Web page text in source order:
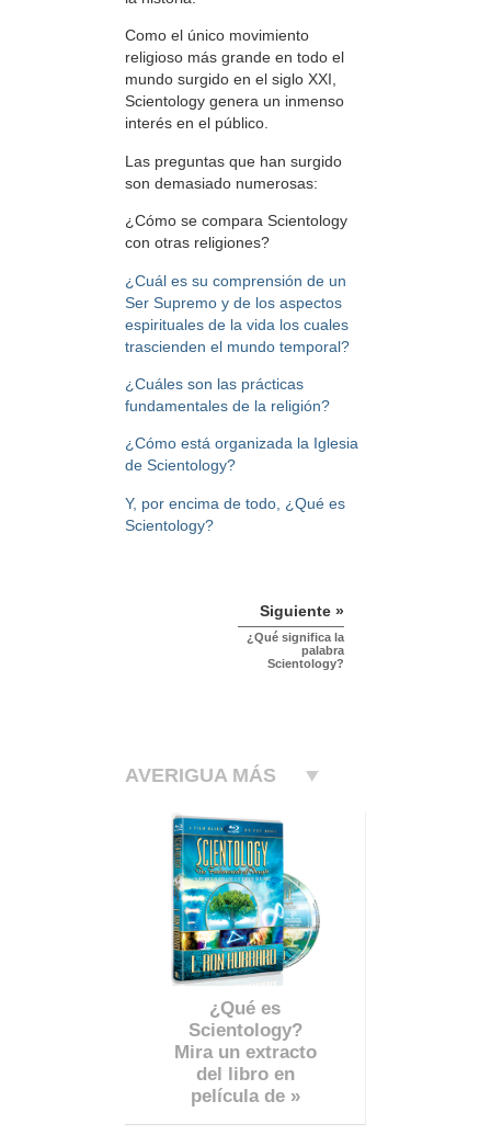
Como el único movimiento
religioso más grande en todo el
mundo surgido en el siglo XXI,
Scientology genera un inmenso
interés en el público.
Las preguntas que han surgido
son demasiado numerosas:
¿Cómo se compara Scientology
con otras religiones?
¿Cuál es su comprensión de un
Ser Supremo y de los aspectos
espirituales de la vida los cuales
trascienden el mundo temporal?
¿Cuáles son las prácticas
fundamentales de la religión?
¿Cómo está organizada la Iglesia
de Scientology?
Y, por encima de todo, ¿Qué es
Scientology?
Siguiente »
¿Qué significa la
palabra
Scientology?
AVERIGUA MÁS
¿Qué es
Scientology?
Mira un extracto
del libro en
película de »